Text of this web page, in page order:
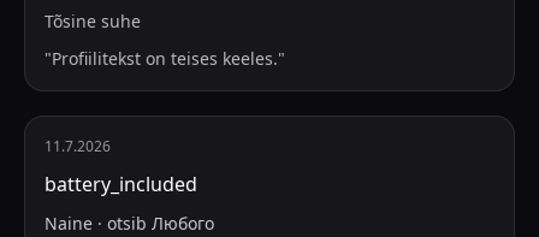
Tõsine suhe
"Profiilitekst on teises keeles."
11.7.2026
battery_included
Naine · otsib Любого